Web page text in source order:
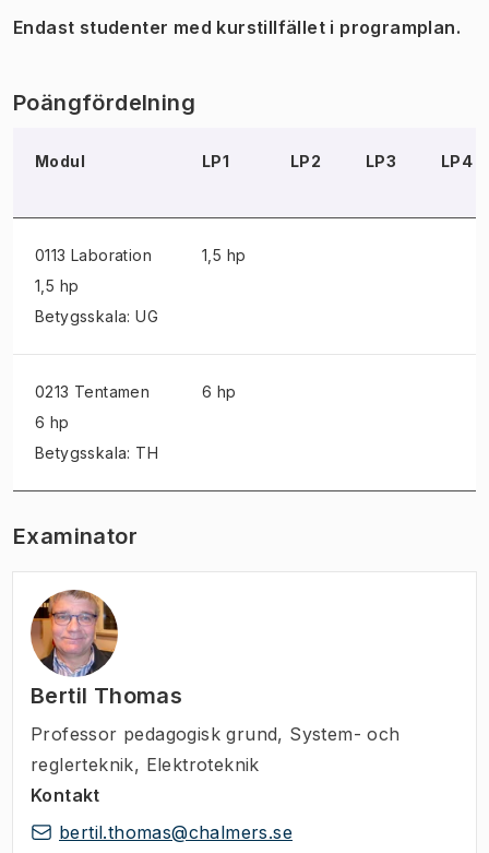
Endast studenter med kurstillfället i programplan.
Poängfördelning
Modul LP1 LP2 LP3 LP4
0113 Laboration
1,5 hp
Betygsskala: UG
1,5 hp
0213 Tentamen
6 hp
Betygsskala: TH
6 hp
Examinator
Bertil Thomas
Professor pedagogisk grund, System- och
reglerteknik, Elektroteknik
Kontakt
bertil.thomas@chalmers.se